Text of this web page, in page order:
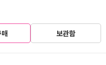
보관함